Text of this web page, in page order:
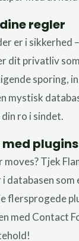
regler
er i sikkerhed
dit privatliv
sporing,
mystisk
ro i sindet.
med plugins
moves? Tjek
databasen som
flersprogede
med Contact